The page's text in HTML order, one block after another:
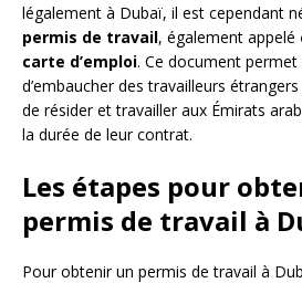
légalement à Dubaï, il est cependant
permis de travail, également appelé
carte d’emploi. Ce document
d’embaucher des travailleurs
de résider et travailler aux Émirats
la durée de leur contrat.
Les étapes pour
permis de travail à
Pour obtenir un permis de travail à